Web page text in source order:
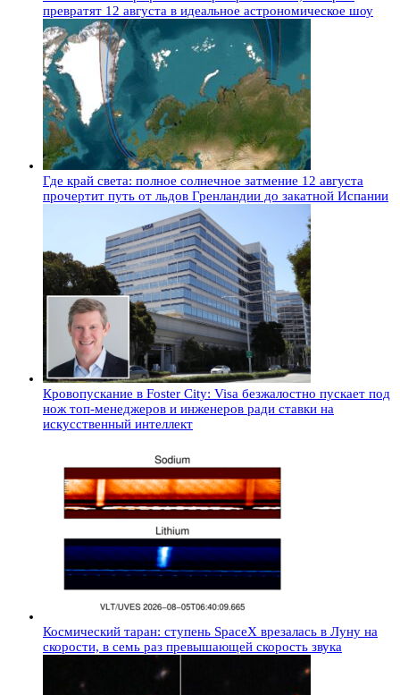
превратят 12 августа в идеальное астрономическое шоу
Где край света: полное солнечное затмение 12 августа
прочертит путь от льдов Гренландии до закатной Испании
Кровопускание в Foster City: Visa безжалостно пускает под
нож топ-менеджеров и инженеров ради ставки на
искусственный интеллект
Космический таран: ступень SpaceX врезалась в Луну на
скорости, в семь раз превышающей скорость звука